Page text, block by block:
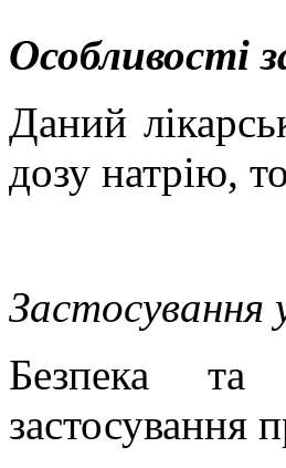
Особливості
Даний
дозу натрію,
Застосування
Безпека та
застосування